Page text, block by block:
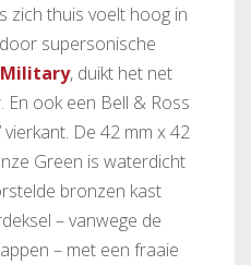
zich thuis voelt hoog in
supersonische
Military, duikt het net
ook een Bell & Ross
vierkant. De 42 mm x 42
Green is waterdicht
bronzen kast
– vanwege de
– met een fraaie